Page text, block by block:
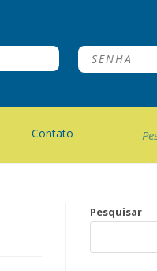
Contato
Pesquisar